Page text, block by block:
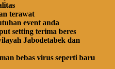
terawat
event anda
setting terima beres
Jabodetabek dan
bebas virus seperti baru